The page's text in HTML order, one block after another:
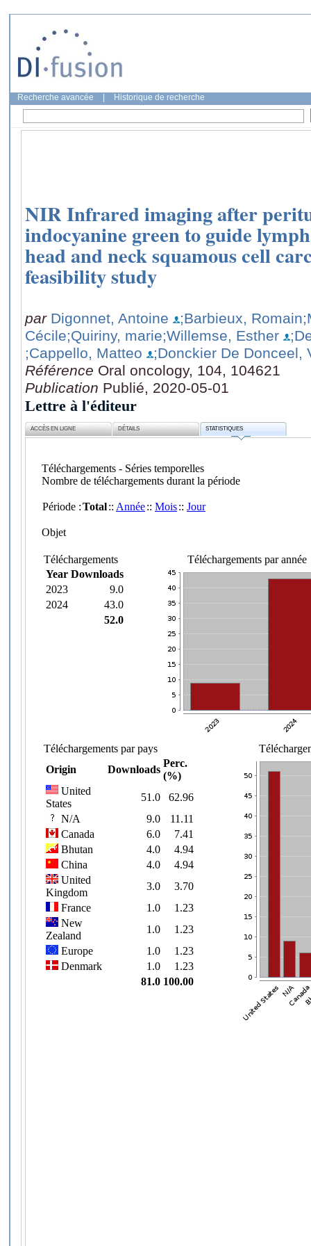
Recherche avancée Historique de recherche
NIR Infrared imaging after
indocyanine green to guide
head and neck squamous cell
feasibility study
par Digonnet, Antoine ;Barbieux, Romain
Cécile;Quiriny, marie;Willemse, Esther
;Cappello, Matteo
;Donckier De Donceel,
Référence Oral oncology, 104, 104621
Publication Publié, 2020-05-01
Lettre à l'éditeur
ACCÈS EN LIGNE DÉTAILS STATISTIQUES